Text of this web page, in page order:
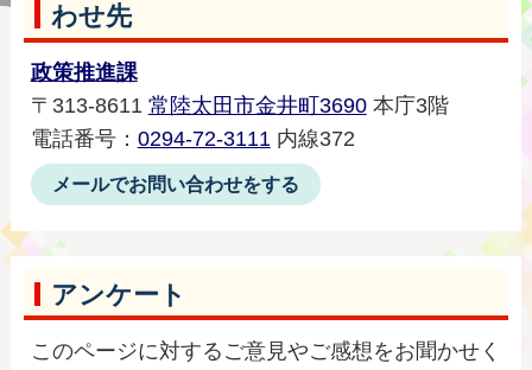
わせ先
政策推進課
〒313-8611 常陸太田市金井町3690本庁3階
電話番号： 0294-72-3111 内線372
メールでお問い合わせをする
アンケート
このページに対するご意見やご感想をお聞かせく